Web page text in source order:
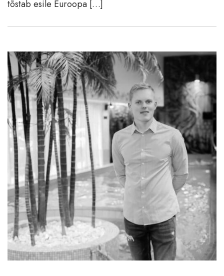
tõstab esile Euroopa […]